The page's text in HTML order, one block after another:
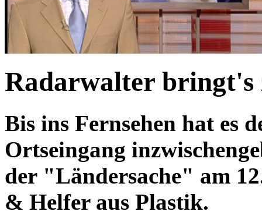
Radarwalter bringt's
Bis ins Fernsehen hat es
Ortseingang
der "Ländersache" am
& Helfer aus Plastik.